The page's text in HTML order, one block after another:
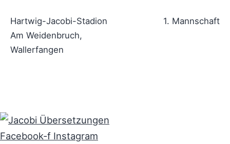
Hartwig-Jacobi-Stadion
Am Weidenbruch,
Wallerfangen
1. Mannschaft
Facebook-f Instagram